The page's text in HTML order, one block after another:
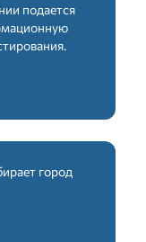
подается
город